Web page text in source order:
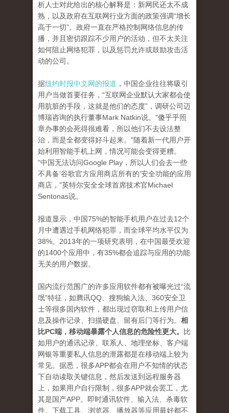
析人士对此给出的核心解释是：新网民还太不成
熟，以及政府在互联网行业方面的政策强调“增长
高于一切”。政府一直在严格控制网络信息的传
播，并且密切跟踪不少用户的活动，但不太关注
如何阻止网络犯罪，以及惩罚允许或鼓励攻击活
动的公司。
据纽约时报中文网的报道 ，中国企业往往将吸引
用户当做首要任务，“互联网企业默认大家都会使
用肮脏的手段，这就是他们的态度”，调研公司迈
博瑞咨询的执行董事Mark Natkin说。“傻乎乎照
章办事的会死得很难看，所以他们不去设法整
治，而是全都变得好斗起来。”随着新一代用户开
始利用智能手机上网，情况可能会变得更糟。
“中国无法访问Google Play，所以人们会去一些
不具备‘谷歌官方应用商店所有的’安全功能的应用
商店，”英特尔安全全球首席技术官Michael
Sentonas说。
报道显示，中国75%的智能手机用户在过去12个
月中遭遇过手机网络犯罪，而全球平均水平仅为
38%。2013年的一项研究表明，在中国最受欢迎
的1400个应用中，有35%都会追踪与应用的功能
无关的用户数据。
国内流行范围广的许多应用软件都有被曝光过“流
氓”特征，如腾讯QQ、搜狗输入法、360安全卫
士等很多国内软件，都出现过窃取和上传用户信
息及操作记录、扫描硬盘、留有后门等行为。 相
比PC端，移动端暴露个人信息的危险性更大。
比
如用户的通讯记录、联系人、地理坐标、客户端
网银等重要私人信息的泄露都是在移动端上较为
常见。据悉，很多APP都会在用户不知情的状态
下自动读取关键信息，然后发送到远程服务器
上，如果用户自行限制，很多APP就会罢工，尤
其是国产APP。即时通讯软件、输入法、杀毒软
件、下载工具、浏览器、播放器等应用最好都不